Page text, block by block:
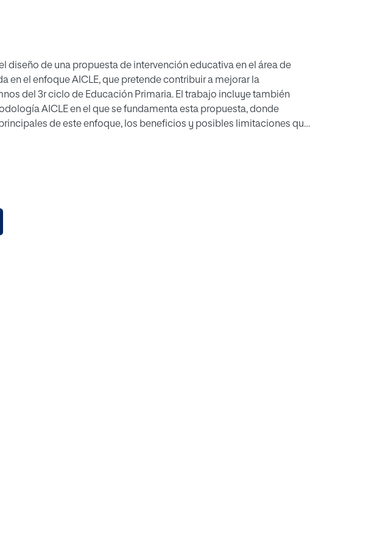
diseño de una propuesta de intervención educativa en el área de
en el enfoque AICLE, que pretende contribuir a mejorar la
del 3r ciclo de Educación Primaria. El trabajo incluye también
AICLE en el que se fundamenta esta propuesta, donde
de este enfoque, los beneficios y posibles limitaciones que
AICLE. Tras el estudio realizado podemos concluir que AICLE
y participativa que se caracteriza por una mayor exposición a la
forma natural y espontánea, el aprendizaje incidental de la LE,